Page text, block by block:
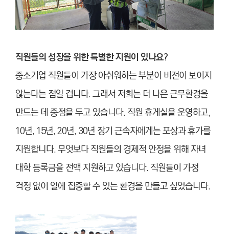
직원들의 성장을 위한 특별한 지원이 있나요?
중소기업 직원들이 가장 아쉬워하는 부분이 비전이 보이지
않는다는 점일 겁니다. 그래서 저희는 더 나은 근무환경을
만드는 데 중점을 두고 있습니다. 직원 휴게실을 운영하고,
10년, 15년, 20년, 30년 장기 근속자에게는 포상과 휴가를
지원합니다. 무엇보다 직원들의 경제적 안정을 위해 자녀
대학 등록금을 전액 지원하고 있습니다. 직원들이 가정
걱정 없이 일에 집중할 수 있는 환경을 만들고 싶었습니다.